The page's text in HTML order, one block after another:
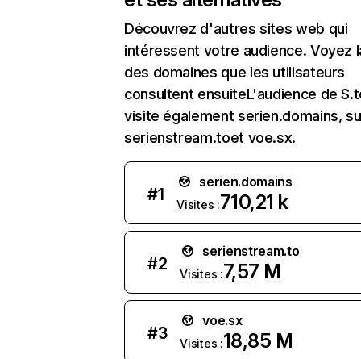
Découvrez d'autres sites web qui
intéressent votre audience. Voyez
des domaines que les utilisateurs
consultent ensuiteL'audience de
visite également serien.domains,
serienstream.toet voe.sx.
#1
serien.domains
Visites :710,21 k
#2
serienstream.to
Visites :7,57 M
#3
voe.sx
Visites :18,85 M